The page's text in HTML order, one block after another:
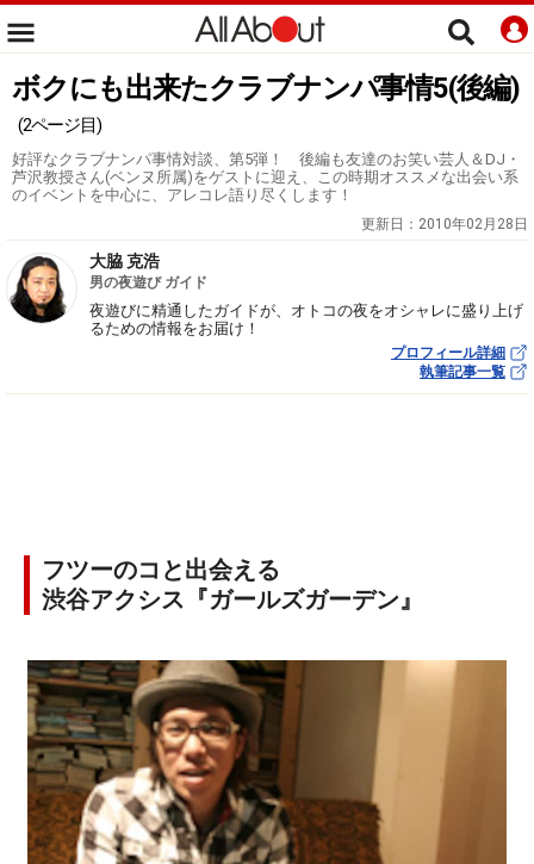
ボクにも出来たクラブナンパ事情5(後編)
(2ページ目)
好評なクラブナンパ事情対談、第5弾！ 後編も友達のお笑い芸人＆DJ・
芦沢教授さん(ベンヌ所属)をゲストに迎え、この時期オススメな出会い系
のイベントを中心に、アレコレ語り尽くします！
更新日： 2010年02月28日
大脇 克浩
男の夜遊び ガイド
夜遊びに精通したガイドが、オトコの夜をオシャレに盛り上げ
るための情報をお届け！
プロフィール詳細
執筆記事一覧
フツーのコと出会える
渋谷アクシス『ガールズガーデン』